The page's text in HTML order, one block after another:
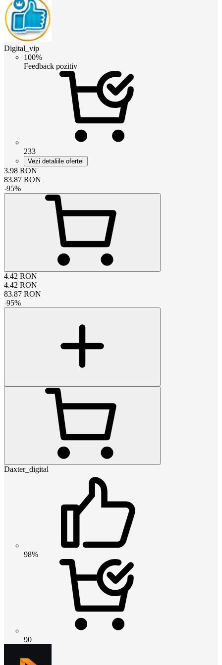
Digital_vip
100%
Feedback pozitiv
233
Vezi detaliile ofertei
3.98 RON
83.87 RON
-95%
4.42 RON
4.42 RON
83.87 RON
-95%
Daxter_digital
98%
90